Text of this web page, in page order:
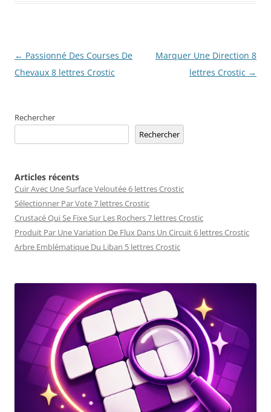
Navigation
des
← Passionné Des Courses De
Chevaux 8 lettres Crostic
Marquer Une Direction 8
lettres Crostic →
Rechercher
Rechercher
Articles récents
Cuir Avec Une Surface Veloutée 6 lettres Crostic
Sélectionner Par Vote 7 lettres Crostic
Crustacé Qui Se Fixe Sur Les Rochers 7 lettres Crostic
Produit Par Une Variation De Flux Dans Un Circuit 6 lettres Crostic
Arbre Emblématique Du Liban 5 lettres Crostic